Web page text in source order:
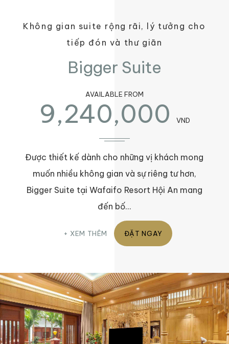
Không gian suite rộng rãi, lý tưởng cho
tiếp đón và thư giãn
Bigger Suite
AVAILABLE FROM
9,240,000 VND
Được thiết kế dành cho những vị khách mong
muốn nhiều không gian và sự riêng tư hơn,
Bigger Suite tại Wafaifo Resort Hội An mang
đến bố…
XEM THÊM ĐẶT NGAY